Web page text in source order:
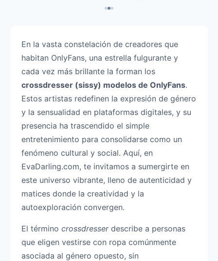
En la vasta constelación de creadores que
habitan OnlyFans, una estrella fulgurante y
cada vez más brillante la forman los
crossdresser (sissy) modelos de OnlyFans.
Estos artistas redefinen la expresión de género
y la sensualidad en plataformas digitales, y su
presencia ha trascendido el simple
entretenimiento para consolidarse como un
fenómeno cultural y social. Aquí, en
EvaDarling.com, te invitamos a sumergirte en
este universo vibrante, lleno de autenticidad y
matices donde la creatividad y la
autoexploración convergen.
El término crossdresserdescribe a personas
que eligen vestirse con ropa comúnmente
asociada al género opuesto, sin